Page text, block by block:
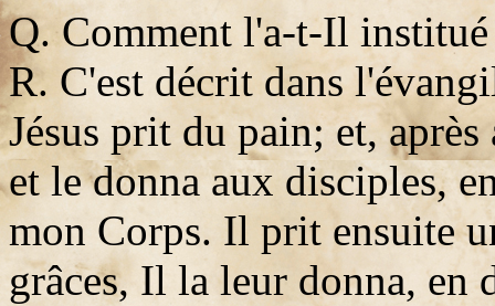
Q. Comment l'a-t-Il institué
R. C'est décrit dans
Jésus prit du pain; et,
et le donna aux disciples,
mon Corps. Il prit ensuite
grâces, Il la leur donna, en